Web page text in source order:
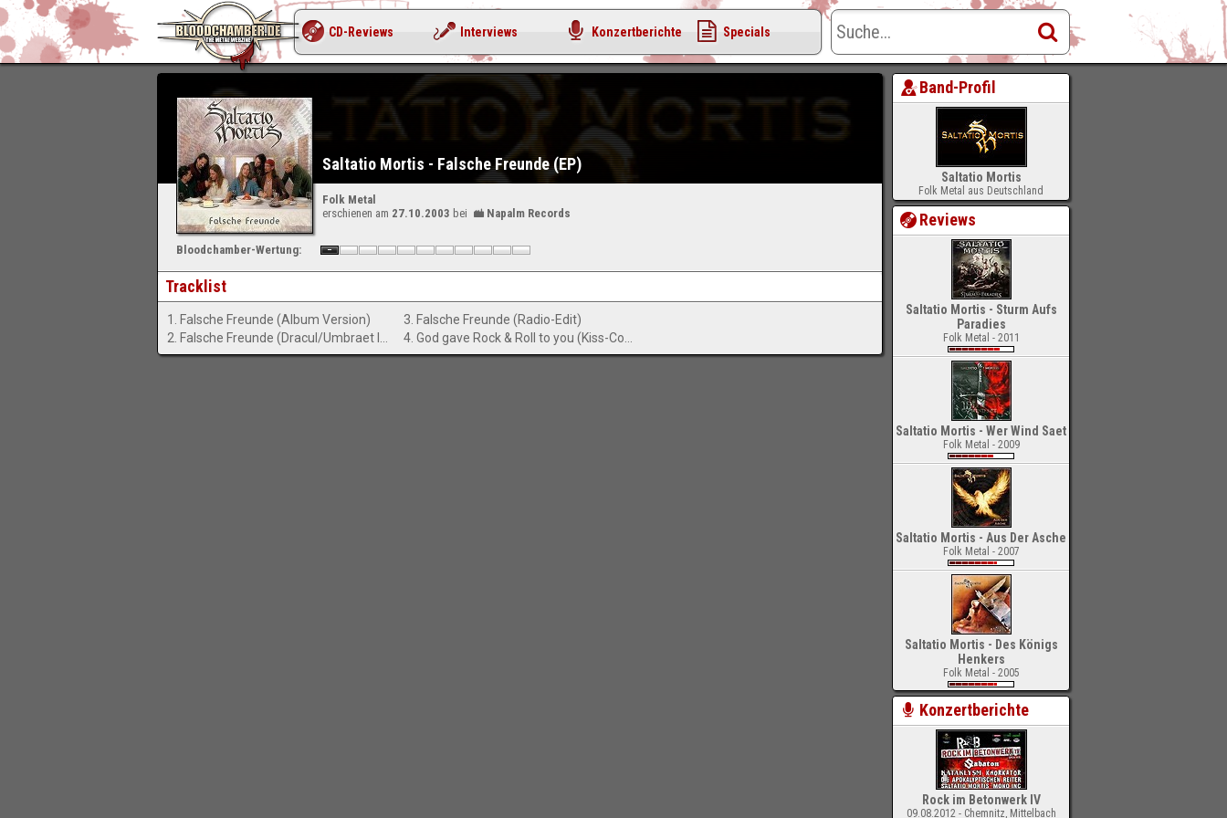
Saltatio Mortis - Falsche Freunde (EP)
Folk Metal
erschienen am 27.10.2003 bei Napalm Records
Bloodchamber-Wertung:
Tracklist
1. Falsche Freunde (Album Version)
3. Falsche Freunde (Radio-Edit)
Band-Profil
Saltatio Mortis
Folk Metal aus Deutschland
Reviews
Saltatio Mortis - Sturm Aufs
Paradies
Folk Metal - 2011
Saltatio Mortis - Wer Wind Saet
Folk Metal - 2009
Saltatio Mortis - Aus Der Asche
Folk Metal - 2007
Saltatio Mortis - Des Königs
Henkers
Folk Metal - 2005
Konzertberichte
Rock im Betonwerk IV
09.08.2012 - Chemnitz, Mittelbach
CD-Reviews Interviews Konzertberichte Specials